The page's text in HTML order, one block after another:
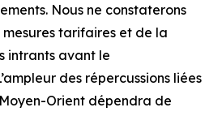
Nous ne constaterons
tarifaires et de la
intrants avant le
des répercussions liées
Orient dépendra de